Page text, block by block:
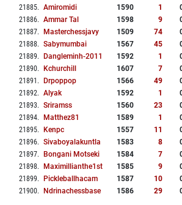
21885. Amiromidi 1590 1
21886. Ammar Tal 1598 9
21887. Masterchessjavy 1509 74
21888. Sabymumbai 1567 45
21889. Dangleminh-2011 1592 1
21890. Kchurchill 1607 7
21891 . Drpoppop 1566 49
21892. Alyak 1592 1
21893. Sriramss 1560 23
21894. Matthez81 1589 1
21895. Kenpc 1557 11
21896. Sivaboyalakuntla 1583 8
21897. Bongani Motseki 1584 7
21898. Maximillianthe1st 1585 9
21899. Pickleballhacam 1587 10
21900. Ndrinachessbase 1586 29